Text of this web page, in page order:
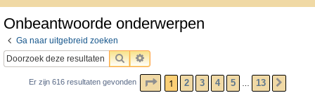
Onbeantwoorde onderwerpen
Ga naar uitgebreid zoeken
ZOEKUITGEBREID ZOEKEN
Er zijn 616 resultaten gevonden PAGINA VAN 13
1 2 3 4 5 13